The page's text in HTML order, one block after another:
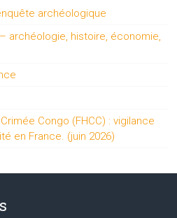
archéologique
archéologie, histoire, économie,
Congo (FHCC) : vigilance
en France. (juin 2026)